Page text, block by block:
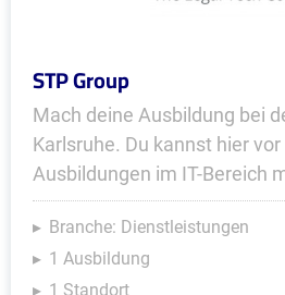
STP Group
Mach deine Ausbildung bei
Karlsruhe. Du kannst hier
Ausbildungen im IT-Bereich
Branche: Dienstleistungen
1 Ausbildung
1 Standort